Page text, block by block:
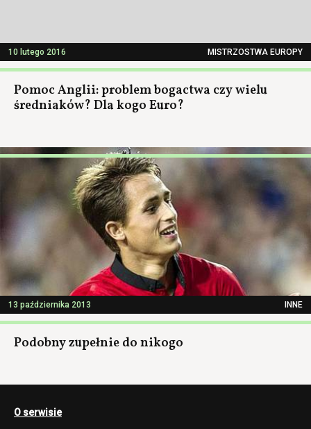
10 lutego 2016 MISTRZOSTWA EUROPY
Pomoc Anglii: problem bogactwa czy wielu
średniaków? Dla kogo Euro?
13 października 2013 INNE
Podobny zupełnie do nikogo
O serwisie